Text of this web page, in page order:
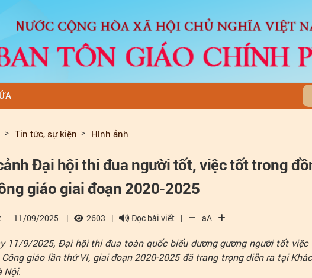
Tin tức, sự kiện Hình ảnh
Đại hội thi đua người tốt, việc tốt trong
giáo giai đoạn 2020-2025
11/09/2025 | 2603 | Đọc bài viết | aA
11/9/2025, Đại hội thi đua toàn quốc biểu dương gương người tốt
giáo lần thứ VI, giai đoạn 2020-2025 đã trang trọng diễn ra tại
Nội.